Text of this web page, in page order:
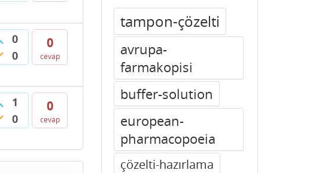
0
0
0
cevap
1
0
0
cevap
tampon-çözelti
avrupa-
farmakopisi
buffer-solution
european-
pharmacopoeia
çözelti-hazırlama